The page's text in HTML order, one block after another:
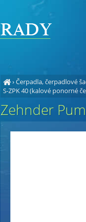
›Čerpadla, čerpadlové
S-ZPK 40 (kalové ponorné
Zehnder